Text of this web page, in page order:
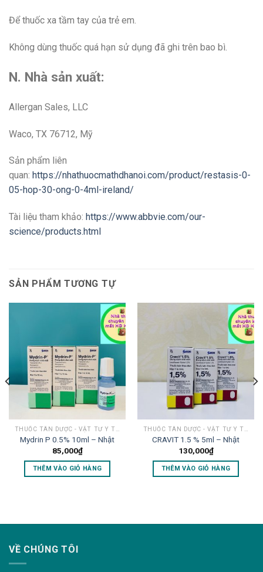
Để thuốc xa tầm tay của trẻ em.
Không dùng thuốc quá hạn sử dụng đã ghi trên bao bì.
N. Nhà sản xuất:
Allergan Sales, LLC
Waco, TX 76712, Mỹ
Sản phẩm liên
quan: https://nhathuocmathdhanoi.com/product/restasis-0-
05-hop-30-ong-0-4ml-ireland/
Tài liệu tham khảo: https://www.abbvie.com/our-
science/products.html
SẢN PHẨM TƯƠNG TỰ
Mydrin P 0.5% 10ml – Nhật
85,000₫
THÊM VÀO GIỎ HÀNG
CRAVIT 1.5 % 5ml – Nhật
130,000₫
THÊM VÀO GIỎ HÀNG
VỀ CHÚNG TÔI